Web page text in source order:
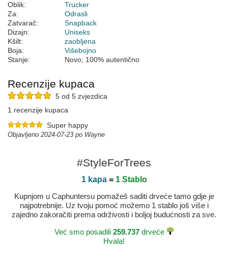
Oblik:
Trucker
Za:
Odrasli
Zatvarač:
Snapback
Dizajn:
Uniseks
Kšilt:
zaobljena
Boja:
Višebojno
Stanje:
Novo; 100% autentično
Recenzije kupaca
5 od 5 zvjezdica
1 recenzije kupaca
Super happy
Objavljeno 2024-07-23 po Wayne
#StyleForTrees
1 kapa= 1 Stablo
Kupnjom u Caphuntersu pomažeš saditi drveće tamo gdje je
najpotrebnije. Uz tvoju pomoć možemo 1 stablo još više i
zajedno zakoračiti prema održivosti i boljoj budućnosti za sve.
Već smo posadili 259.737drveće
Hvala!